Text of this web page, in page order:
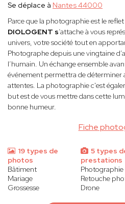
Fiche
Se déplace à Nantes 44000
Parce que la photographie est le
DIOLOGENT s’attache à vous
univers, votre société tout en
Photographe depuis une vingtaine
l’humain. Un échange ensemble
événement permettra de déterminer
attentes. La photographie c'est
but est de vous mettre dans cette
bonne humeur.
19 types de
photos
Bâtiment
Mariage
Grossesse
5 types
prestations
Photographie
Retouche
Drone